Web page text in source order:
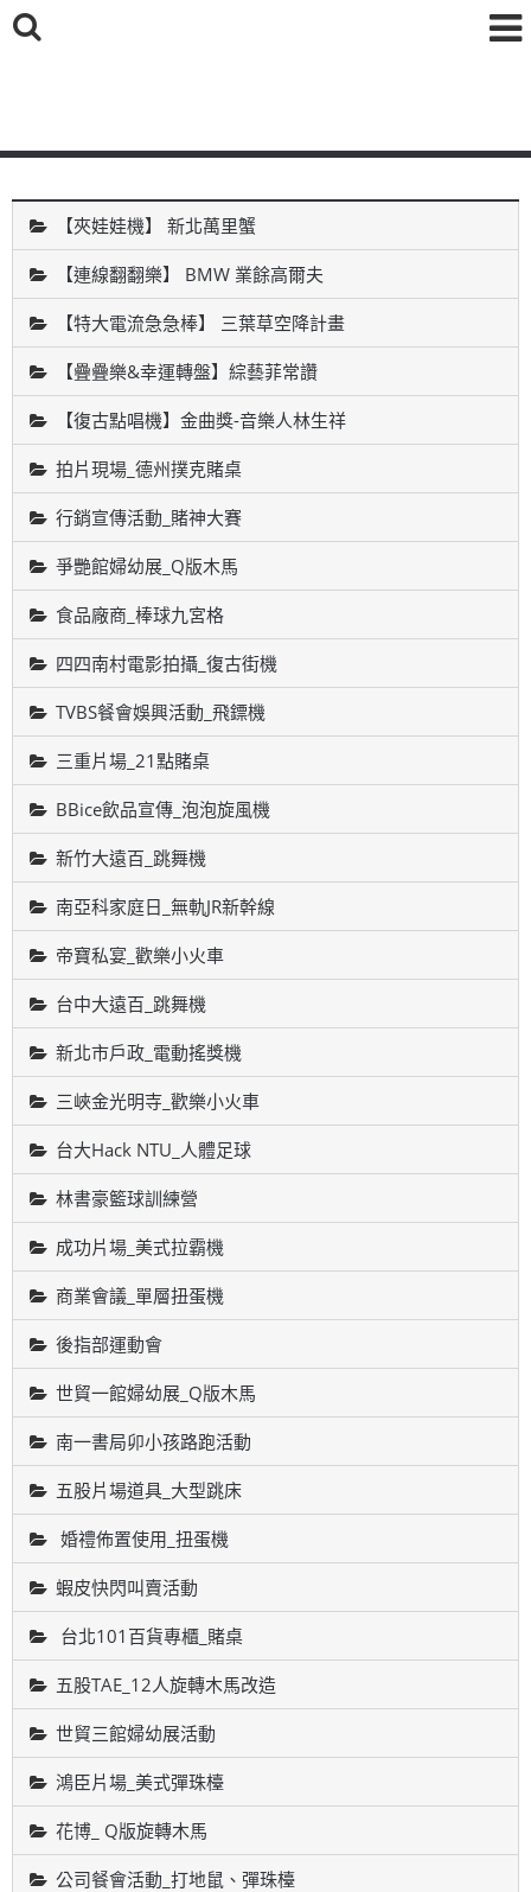
【夾娃娃機】 新北萬里蟹
【連線翻翻樂】 BMW 業餘高爾夫
【特大電流急急棒】 三葉草空降計畫
【疊疊樂&幸運轉盤】綜藝菲常讚
【復古點唱機】金曲獎-音樂人林生祥
拍片現場_德州撲克賭桌
行銷宣傳活動_賭神大賽
爭艷館婦幼展_Q版木馬
食品廠商_棒球九宮格
四四南村電影拍攝_復古街機
TVBS餐會娛興活動_飛鏢機
三重片場_21點賭桌
BBice飲品宣傳_泡泡旋風機
新竹大遠百_跳舞機
南亞科家庭日_無軌JR新幹線
帝寶私宴_歡樂小火車
台中大遠百_跳舞機
新北市戶政_電動搖獎機
三峽金光明寺_歡樂小火車
台大Hack NTU_人體足球
林書豪籃球訓練營
成功片場_美式拉霸機
商業會議_單層扭蛋機
後指部運動會
世貿一館婦幼展_Q版木馬
南一書局卯小孩路跑活動
五股片場道具_大型跳床
婚禮佈置使用_扭蛋機
蝦皮快閃叫賣活動
台北101百貨專櫃_賭桌
五股TAE_12人旋轉木馬改造
世貿三館婦幼展活動
鴻臣片場_美式彈珠檯
花博_ Q版旋轉木馬
公司餐會活動_打地鼠、彈珠檯